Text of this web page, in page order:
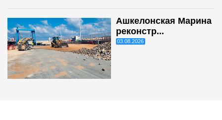
Ашкелонская Марина
реконстр...
03.08.2026